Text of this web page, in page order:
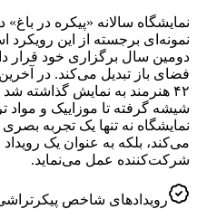
نمایشگاه سالانه «پیکره در
نمونه‌ای برجسته از این
دومین سال برگزاری خود قرار
۴۲ هنرمند به نمایش گذاشته
نمایشگاه نه تنها یک تجربه بصری
می‌کند، بلکه به عنوان یک
شرکت‌کننده عمل می‌نماید.
رویدادهای شاخص